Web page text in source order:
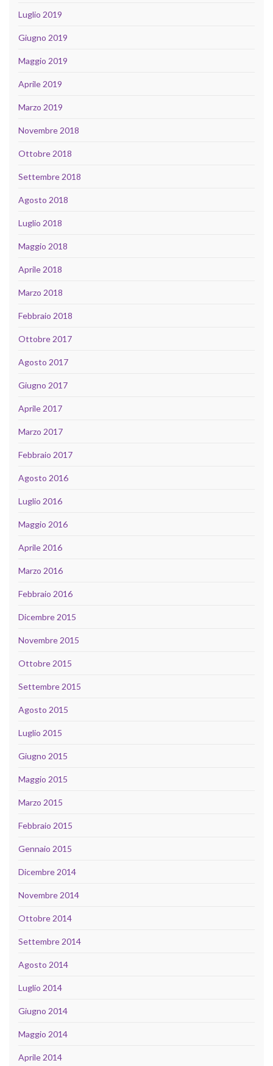
Luglio 2019
Giugno 2019
Maggio 2019
Aprile 2019
Marzo 2019
Novembre 2018
Ottobre 2018
Settembre 2018
Agosto 2018
Luglio 2018
Maggio 2018
Aprile 2018
Marzo 2018
Febbraio 2018
Ottobre 2017
Agosto 2017
Giugno 2017
Aprile 2017
Marzo 2017
Febbraio 2017
Agosto 2016
Luglio 2016
Maggio 2016
Aprile 2016
Marzo 2016
Febbraio 2016
Dicembre 2015
Novembre 2015
Ottobre 2015
Settembre 2015
Agosto 2015
Luglio 2015
Giugno 2015
Maggio 2015
Marzo 2015
Febbraio 2015
Gennaio 2015
Dicembre 2014
Novembre 2014
Ottobre 2014
Settembre 2014
Agosto 2014
Luglio 2014
Giugno 2014
Maggio 2014
Aprile 2014